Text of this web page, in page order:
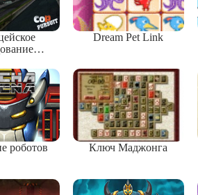
Dream Pet Link
роботов Ключ Маджонга